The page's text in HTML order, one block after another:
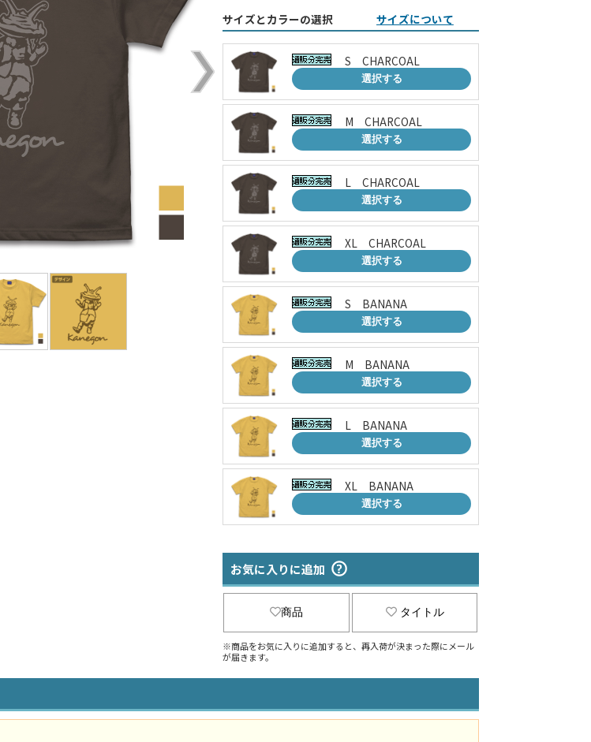
サイズとカラーの選択 サイズについて
S CHARCOAL
選択する
M CHARCOAL
選択する
L CHARCOAL
選択する
XL CHARCOAL
選択する
S BANANA
選択する
M BANANA
選択する
L BANANA
選択する
XL BANANA
選択する
お気に入りに追加
商品 タイトル
※商品をお気に入りに追加すると、再入荷が決まった際にメール
が届きます。